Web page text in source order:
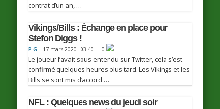
contrat d’un an, …
Vikings/Bills : Échange en place pour
Stefon Diggs !
P.G. 17 mars 2020 03:40 0
Le joueur l’avait sous-entendu sur Twitter, cela s’est
confirmé quelques heures plus tard. Les Vikings et les
Bills se sont mis d’accord …
NFL : Quelques news du jeudi soir